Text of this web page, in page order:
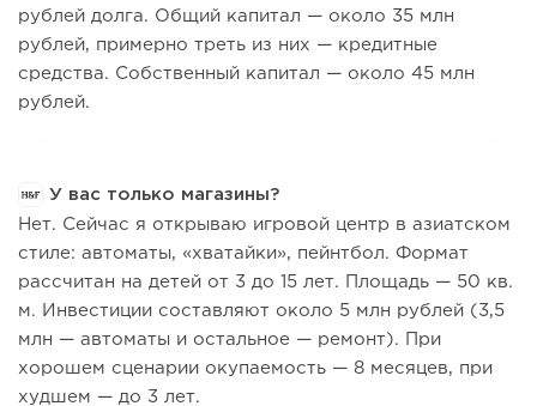
рублей долга. Общий капитал — около 35 млн
рублей, примерно треть из них — кредитные
средства. Собственный капитал — около 45 млн
рублей.
У вас только магазины?
Нет. Сейчас я открываю игровой центр в азиатском
стиле: автоматы, «хватайки», пейнтбол. Формат
рассчитан на детей от 3 до 15 лет. Площадь — 50 кв.
м. Инвестиции составляют около 5 млн рублей (3,5
млн — автоматы и остальное — ремонт). При
хорошем сценарии окупаемость — 8 месяцев, при
худшем — до 3 лет.